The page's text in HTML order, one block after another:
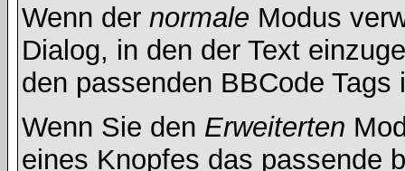
Wenn der normale Modus
Dialog, in den der Text
den passenden BBCode
Wenn Sie den Erweiterten
eines Knopfes das passende